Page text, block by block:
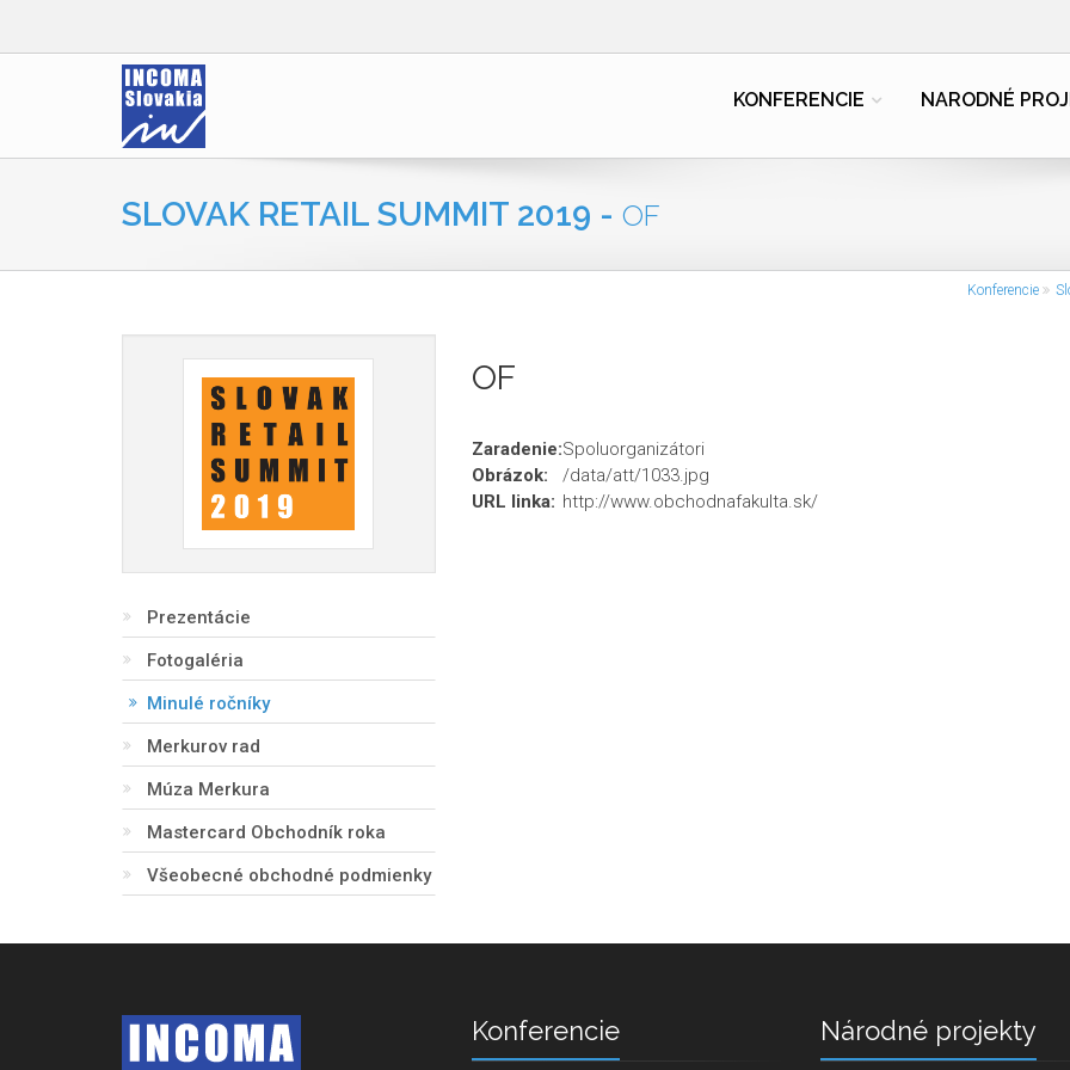
KONFERENCIE NARODNÉ
SLOVAK RETAIL SUMMIT 2019 - OF
Konferencie
Prezentácie
Fotogaléria
Minulé ročníky
Merkurov rad
Múza Merkura
Mastercard Obchodník roka
Všeobecné obchodné podmienky
OF
Zaradenie:Spoluorganizátori
Obrázok:
/data/att/1033.jpg
URL linka: http://www.obchodnafakulta.sk/
Konferencie Národné projekty